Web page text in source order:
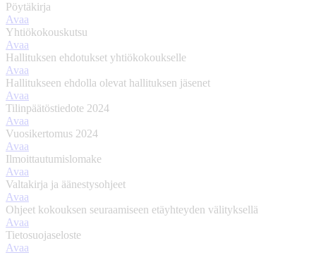
Pöytäkirja
Avaa
Yhtiökokouskutsu
Avaa
Hallituksen ehdotukset yhtiökokoukselle
Avaa
Hallitukseen ehdolla olevat hallituksen jäsenet
Avaa
Tilinpäätöstiedote 2024
Avaa
Vuosikertomus 2024
Avaa
Ilmoittautumislomake
Avaa
Valtakirja ja äänestysohjeet
Avaa
Ohjeet kokouksen seuraamiseen etäyhteyden välityksellä
Avaa
Tietosuojaseloste
Avaa